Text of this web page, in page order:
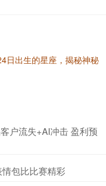
日出生的星座，揭秘神秘
户流失+AI冲击 盈利预
情包比比赛精彩